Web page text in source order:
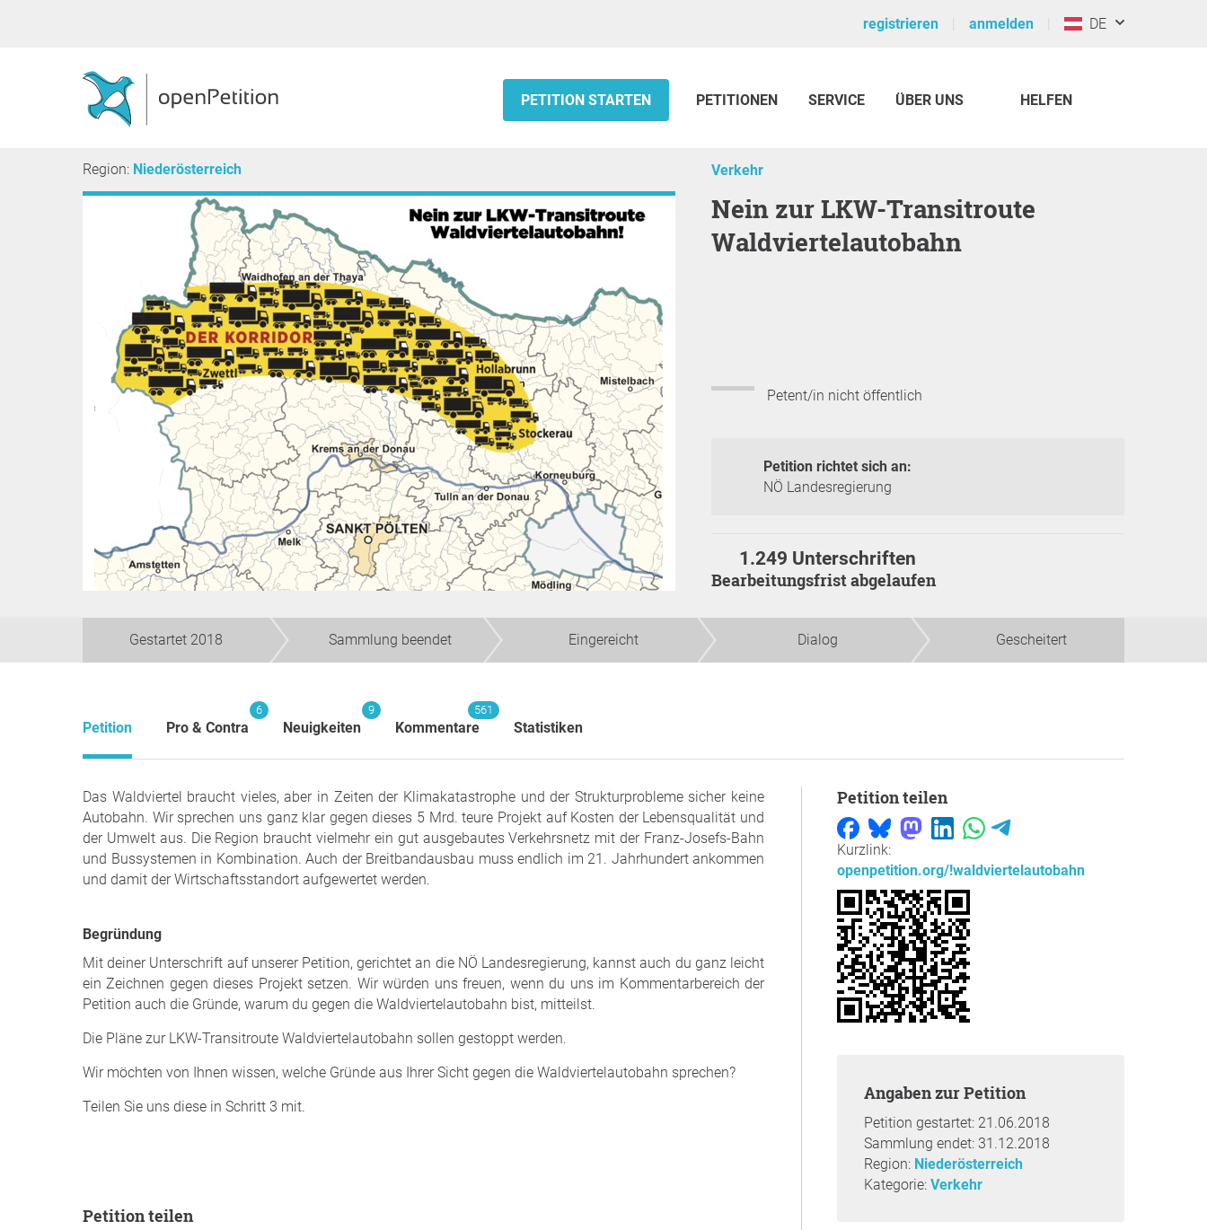
registrieren anmelden DE
PETITION STARTEN PETITIONEN SERVICE ÜBER UNS HELFEN
Region: Niederösterreich Verkehr
Nein zur LKW-Transitroute
Waldviertelautobahn
Petent/in nicht öffentlich
Petition richtet sich an:
NÖ Landesregierung
1.249 Unterschriften
Bearbeitungsfrist abgelaufen
Gestartet 2018 Sammlung beendet Eingereicht Dialog Gescheitert
Petition Pro & Contra
6
Neuigkeiten
9
Kommentare
561
Statistiken
Das Waldviertel braucht vieles, aber in Zeiten der Klimakatastrophe und der Strukturprobleme sicher keine
Autobahn. Wir sprechen uns ganz klar gegen dieses 5 Mrd. teure Projekt auf Kosten der Lebensqualität und
der Umwelt aus. Die Region braucht vielmehr ein gut ausgebautes Verkehrsnetz mit der Franz-Josefs-Bahn
und Bussystemen in Kombination. Auch der Breitbandausbau muss endlich im 21. Jahrhundert ankommen
und damit der Wirtschaftsstandort aufgewertet werden.
Begründung
Mit deiner Unterschrift auf unserer Petition​, gerichtet an die NÖ Landesregierung, kannst auch du ganz leicht
ein Zeichnen gegen dieses Projekt setzen. Wir würden uns freuen, wenn du uns im Kommentarbereich der
Petition auch die Gründe, warum du gegen die Waldviertelautobahn bist, mitteilst.
Die Pläne zur LKW-Transitroute Waldviertelautobahn sollen gestoppt werden.
Wir möchten von Ihnen wissen, welche Gründe aus Ihrer Sicht gegen die Waldviertelautobahn sprechen?
Teilen Sie uns diese in Schritt 3 mit.
Petition teilen
Petition teilen
Kurzlink:
openpetition.org/!waldviertelautobahn
Angaben zur Petition
Petition gestartet: 21.06.2018
Sammlung endet: 31.12.2018
Region: Niederösterreich
Kategorie: Verkehr